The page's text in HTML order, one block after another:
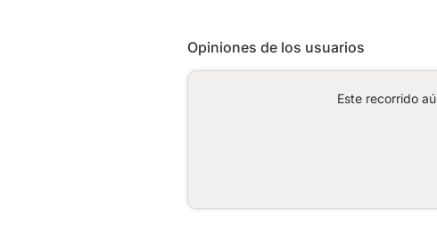
Opiniones de los usuarios
Este recorrido